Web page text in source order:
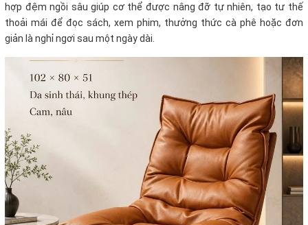
hợp đệm ngồi sâu giúp cơ thể được nâng đỡ tự nhiên, tạo tư thế
thoải mái để đọc sách, xem phim, thưởng thức cà phê hoặc đơn
giản là nghỉ ngơi sau một ngày dài.